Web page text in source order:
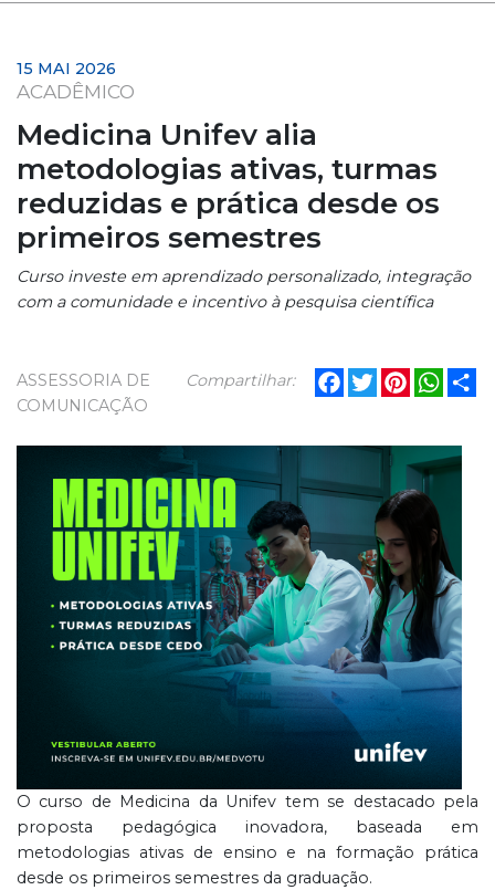
15 MAI 2026
ACADÊMICO
Medicina Unifev alia
metodologias ativas, turmas
reduzidas e prática desde os
primeiros semestres
Curso investe em aprendizado personalizado, integração
com a comunidade e incentivo à pesquisa científica
Compartilhar: Facebook
TwitterPinterest
ASSESSORIA DE
COMUNICAÇÃO
O curso de Medicina da Unifev tem se destacado pela
proposta pedagógica inovadora, baseada em
metodologias ativas de ensino e na formação prática
desde os primeiros semestres da graduação.